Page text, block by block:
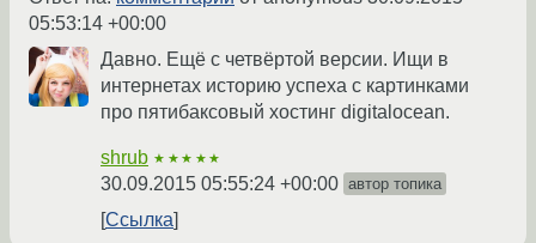
05:53:14 +00:00
Давно. Ещё с четвёртой версии. Ищи в
интернетах историю успеха с картинками
про пятибаксовый хостинг digitalocean.
shrub ★★★★★
30.09.2015 05:55:24 +00:00 автор топика
Ссылка